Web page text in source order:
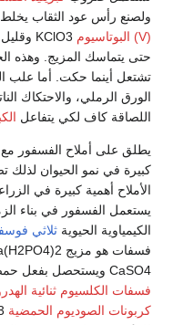
ولصنع رأس عود الثقاب
(V) البوتاسيوم
حتى يتماسك المزيج. وهذه
تشتعل أينما حكت. أما علب
الورق الرملي، والاحتكاك
اللصاقة كاف لكي يتفاعل
يطلق على أملاح الفسفور مع
كبيرة في نمو الحيوان لذلك
الأملاح أهمية كبيرة في
الكيمياوية الحيوية ثلاثي
CaSO4 ويستحصل بفعل حمض الكبريت على
فسفات الكلسيوم ثنائية
كربونات الصوديوم الحمضية